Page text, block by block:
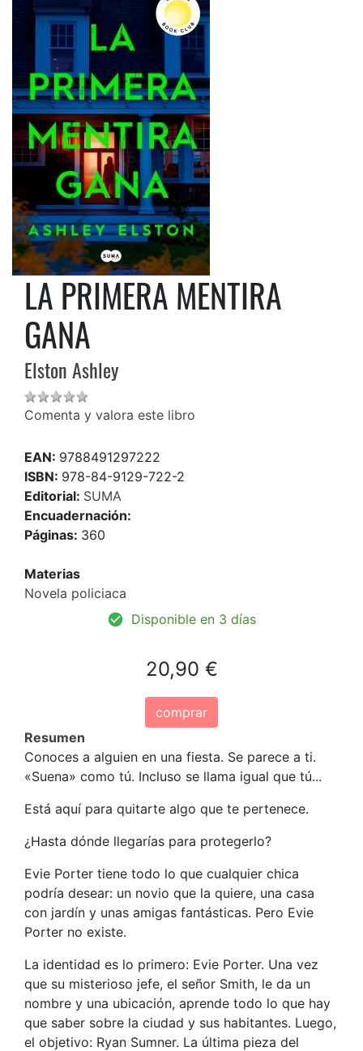
LA PRIMERA MENTIRA
GANA
Elston Ashley
Comenta y valora este libro
EAN: 9788491297222
ISBN: 978-84-9129-722-2
Editorial: SUMA
Encuadernación:
Páginas: 360
Materias
Novela policiaca
Disponible en 3 días
20,90 €
comprar
Resumen
Conoces a alguien en una fiesta. Se parece a ti.
«Suena» como tú. Incluso se llama igual que tú...
Está aquí para quitarte algo que te pertenece.
¿Hasta dónde llegarías para protegerlo?
Evie Porter tiene todo lo que cualquier chica
podría desear: un novio que la quiere, una casa
con jardín y unas amigas fantásticas. Pero Evie
Porter no existe.
La identidad es lo primero: Evie Porter. Una vez
que su misterioso jefe, el señor Smith, le da un
nombre y una ubicación, aprende todo lo que hay
que saber sobre la ciudad y sus habitantes. Luego,
el objetivo: Ryan Sumner. La última pieza del